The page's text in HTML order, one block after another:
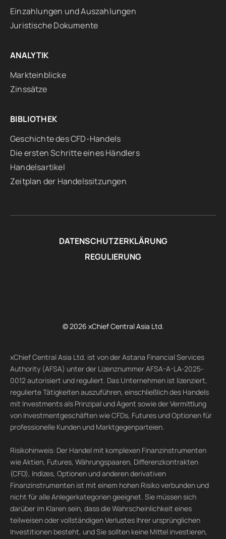
Einzahlungen und Auszahlungen
Juristische Dokumente
ANALYTIK
Markteinblicke
Zinssätze
BIBLIOTHEK
Geschichte des CFD-Handels
Die ersten Schritte eines Händlers
Handelsartikel
Zeitplan der Handelssitzungen
DATENSCHUTZERKLÄRUNG
REGULIERUNG
© 2026 xChief Central Asia Ltd.
xChief Central Asia Ltd. ist von der Astana Financial Services
Authority (AFSA) unter der Lizenznummer AFSA-A-LA-2025-
0012 autorisiert und reguliert. Das Unternehmen ist lizenziert,
regulierte Tätigkeiten auszuführen, einschließlich des Handels
mit Investments als Prinzipal und Agent sowie der Vermittlung
von Investmentgeschäften wie CFDs, Futures und Optionen für
professionelle Kunden und Marktgegenparteien.
Risikohinweis: Der Handel mit komplexen Finanzinstrumenten
wie Aktien, Futures, Währungspaaren, Differenzkontrakten
(CFD), Indizes, Optionen und anderen derivativen
Finanzinstrumenten ist mit einem hohen Risiko verbunden und
nicht für alle Anlegerkategorien geeignet. Sie müssen sich
darüber im Klaren sein, dass die Wahrscheinlichkeit eines
teilweisen oder vollständigen Verlustes Ihrer ursprünglichen
Investitionen besteht, und Sie sollten keine Mittel investieren,